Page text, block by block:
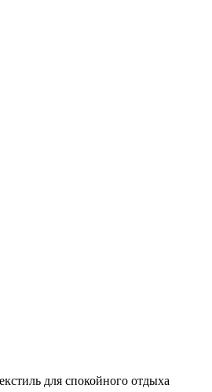
для спокойного отдыха